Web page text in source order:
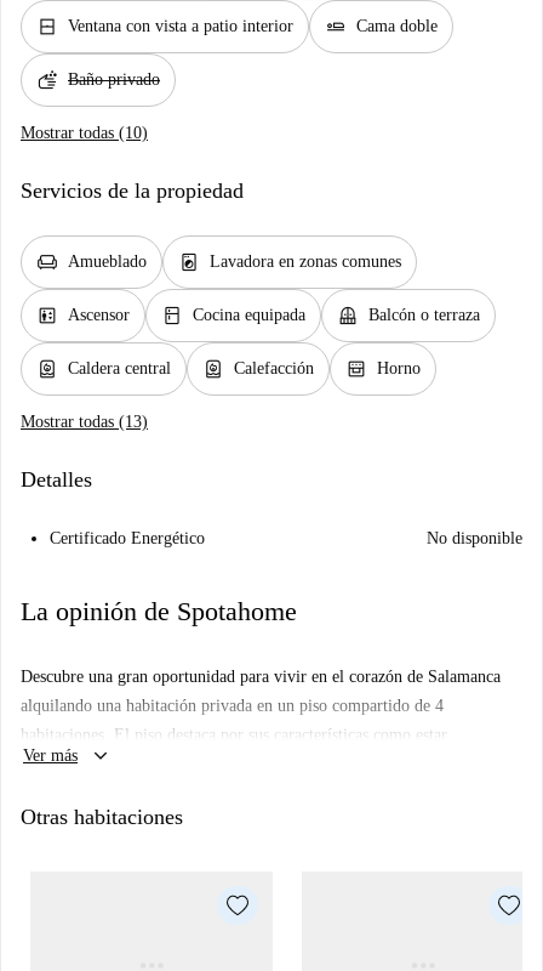
window_closed Ventana con vista a patio interior airline_seat_flat Cama doble
soap Baño privado
Mostrar todas (10)
Servicios de la propiedad
chair Amueblado local_laundry_service Lavadora en zonas comunes
elevator Ascensor kitchen Cocina equipada balcony Balcón o terraza
water_heater Caldera central water_heater Calefacción oven_gen Horno
Mostrar todas (13)
Detalles
Certificado Energético No disponible
La opinión de Spotahome
Descubre una gran oportunidad para vivir en el corazón de Salamanca
alquilando una habitación privada en un piso compartido de 4
habitaciones. El piso destaca por sus características como estar
completamente amueblado, una cocina equipada y un ascensor para
wifi) están incluidos en el alquiler, lo que hace que tu estancia sea más
verificados exhaustivamente para garantizar que tu experiencia sea
Ver más keyboard_arrow_down
Otras habitaciones